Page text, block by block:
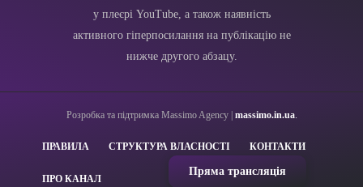
у плеєрі YouTube, а також наявність
активного гіперпосилання на публікацію не
нижче другого абзацу.
Розробка та підтримка Massimo Agency | massimo.in.ua.
ПРАВИЛА СТРУКТУРА ВЛАСНОСТІ КОНТАКТИ
ПРО КАНАЛ
Пряма трансляція